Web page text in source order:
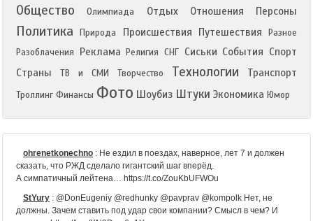
Общество Олимпиада Отдых Отношения Персоны
Политика Природа Происшествия Путешествия
Разное
Разоблачения
Реклама Религия СНГ Сиськи События Спорт
Страны
ТВ и СМИ Творчество Технологии Транспорт
Троллинг Финансы Фото Шоубиз Штуки Экономика Юмор
ohrenetkonechno : Не ездил в поездах, наверное, лет 7 и должен
сказать, что РЖД сделало гигантский шаг вперёд.
А симпатичный лейтена… https://t.co/ZouKbUFWOu
StYury : @DonEugeniy @redhunky @pavprav @kompolk Нет, не
должны. Зачем ставить под удар свои компании? Смысл в чем? И